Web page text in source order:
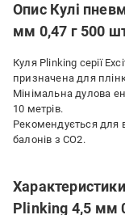
Опис Кулі
мм 0,47 г 500
Куля Plinking серії
призначена для
Мінімальна дулова
10 метрів.
Рекомендується для
балонів з СО2.
Plinking 4,5 мм